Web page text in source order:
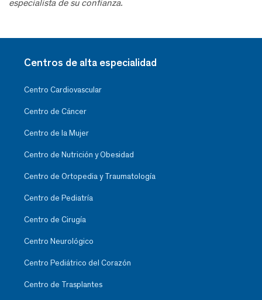
especialista de su confianza.
Centros de alta especialidad
Centro Cardiovascular
Centro de Cáncer
Centro de la Mujer
Centro de Nutrición y Obesidad
Centro de Ortopedia y Traumatología
Centro de Pediatría
Centro de Cirugía
Centro Neurológico
Centro Pediátrico del Corazón
Centro de Trasplantes